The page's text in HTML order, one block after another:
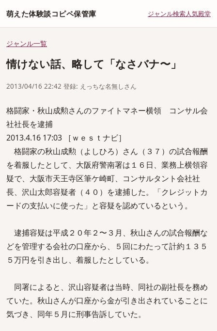
萌えた体験談コピペ保管庫 ジャンル検索人気殿堂
ジャンル一覧
情けない話、略して「なさバナ〜」
2013/04/16 22:42 登録: えっちな名無しさん
格闘家・秋山成勲さんのファイトマネー横領 コンサル会
社社長を逮捕
2013.4.16 17:03 ［ｗｅｓｔナビ］
格闘家の秋山成勲（よしひろ）さん（３７）の試合報酬
を着服したとして、大阪府警南署は１６日、業務上横領容
疑で、大阪市天王寺区筆ケ崎町、コンサルタント会社社
長、沢山太郎容疑者（４０）を逮捕した。「クレジットカ
ードの支払いに使った」と容疑を認めているという。
逮捕容疑は平成２０年２〜３月、秋山さんの試合報酬な
どを管理する会社の口座から、５回にわたって計約１３５
５万円を引き出し、着服したとしている。
同署によると、沢山容疑者は当時、同社の副社長を務め
ていた。秋山さんが口座から金が引き出されていることに
気づき、同年５月に刑事告訴していた。